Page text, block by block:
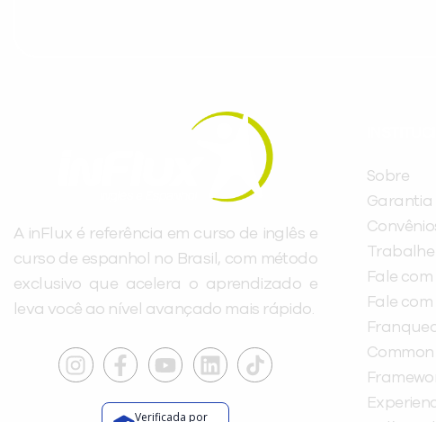
A inFlux é referência em curso de inglês e
curso de espanhol no Brasil, com método
exclusivo que acelera o aprendizado e
leva você ao nível avançado mais rápido.
Verificada por
Sobre
Garantia
Fale
Fale com